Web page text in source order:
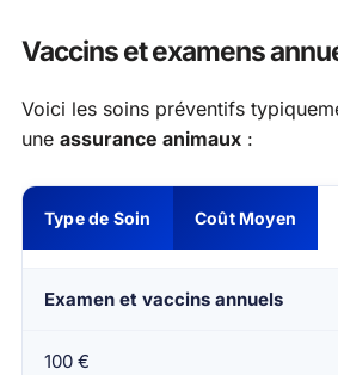
Vaccins et examens
Voici les soins préventifs
une assurance animaux :
Type de Soin Coût Moyen
Examen et vaccins annuels
100 €